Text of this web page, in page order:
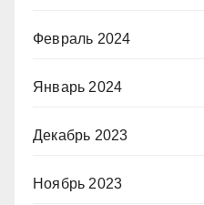
Февраль 2024
Январь 2024
Декабрь 2023
Ноябрь 2023